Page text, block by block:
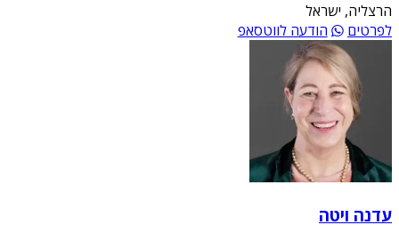
הרצליה, ישראל
לפרטים
הודעה לווטסאפ
עדנה ויטה